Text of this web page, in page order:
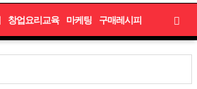
창업요리교육 마케팅 구매레시피